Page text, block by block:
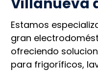
Estamos
gran
ofreciendo
para frigoríficos,